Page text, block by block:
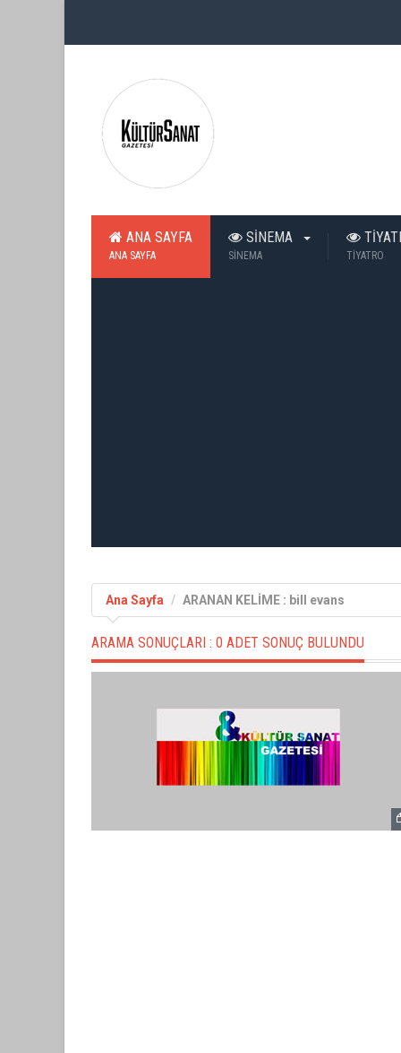
ANA SAYFA
ANA SAYFA
SİNEMA
SİNEMA TİYATRO
Ana Sayfa ARANAN KELİME : bill evans
ARAMA SONUÇLARI : 0 ADET SONUÇ BULUNDU